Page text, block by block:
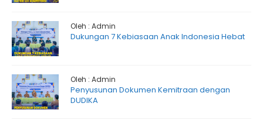
Oleh : Admin
Dukungan 7 Kebiasaan Anak Indonesia Hebat
Oleh : Admin
Penyusunan Dokumen Kemitraan dengan
DUDIKA